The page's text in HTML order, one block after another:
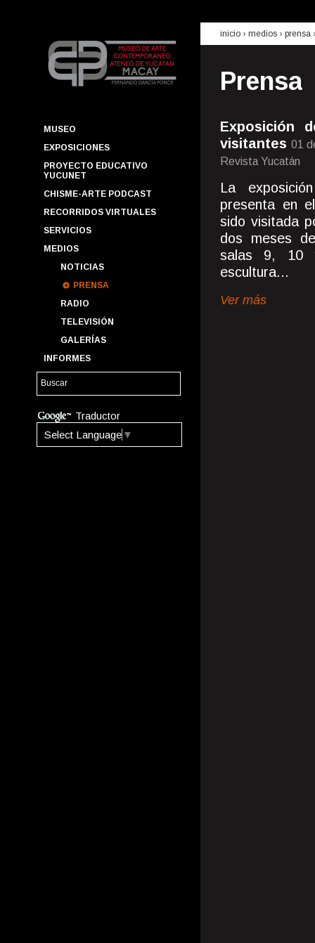
MUSEO
EXPOSICIONES
PROYECTO EDUCATIVO
YUCUNET
CHISME-ARTE PODCAST
RECORRIDOS VIRTUALES
SERVICIOS
MEDIOS
NOTICIAS
PRENSA
RADIO
TELEVISIÓN
GALERÍAS
INFORMES
Traductor
Select Language ▼
inicio › medios › prensa
Prensa
Exposición
visitantes 01
Revista Yucatán
La
presenta en
sido visitada
dos meses
salas 9, 10
escultura...
Ver más